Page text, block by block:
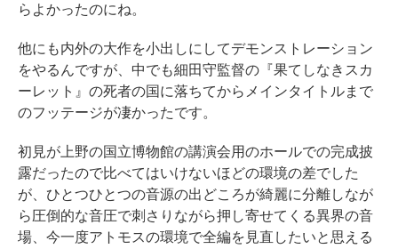
らよかったのにね。
他にも内外の大作を小出しにしてデモンストレーション
をやるんですが、中でも細田守監督の『果てしなきスカ
ーレット』の死者の国に落ちてからメインタイトルまで
のフッテージが凄かったです。
初見が上野の国立博物館の講演会用のホールでの完成披
露だったので比べてはいけないほどの環境の差でした
が、ひとつひとつの音源の出どころが綺麗に分離しなが
ら圧倒的な音圧で刺さりながら押し寄せてくる異界の音
場、今一度アトモスの環境で全編を見直したいと思える